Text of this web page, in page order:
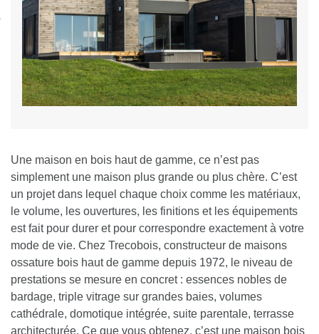
Une maison en bois haut de gamme, ce n’est pas
simplement une maison plus grande ou plus chère. C’est
un projet dans lequel chaque choix comme les matériaux,
le volume, les ouvertures, les finitions et les équipements
est fait pour durer et pour correspondre exactement à votre
mode de vie. Chez Trecobois, constructeur de maisons
ossature bois haut de gamme depuis 1972, le niveau de
prestations se mesure en concret : essences nobles de
bardage, triple vitrage sur grandes baies, volumes
cathédrale, domotique intégrée, suite parentale, terrasse
architecturée. Ce que vous obtenez, c’est une maison bois